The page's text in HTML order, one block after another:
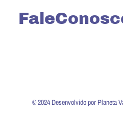
© 2024 Desenvolvido por Planeta